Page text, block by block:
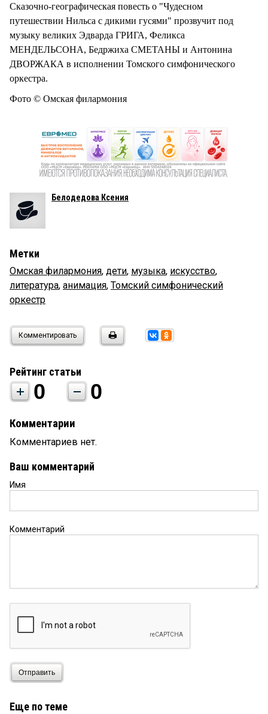
Сказочно-географическая повесть о "Чудесном
путешествии Нильса с дикими гусями" прозвучит под
музыку великих Эдварда ГРИГА, Феликса
МЕНДЕЛЬСОНА, Бедржиха СМЕТАНЫ и Антонина
ДВОРЖАКА в исполнении Томского симфонического
оркестра.
Фото © Омская филармония
Белодедова Ксения
Метки
Омская филармония, дети, музыка, искусство,
литература, анимация, Томский симфонический
оркестр
Комментировать
Рейтинг статьи
0 0
Комментарии
Комментариев нет.
Ваш комментарий
Имя
Комментарий
Отправить
Еще по теме